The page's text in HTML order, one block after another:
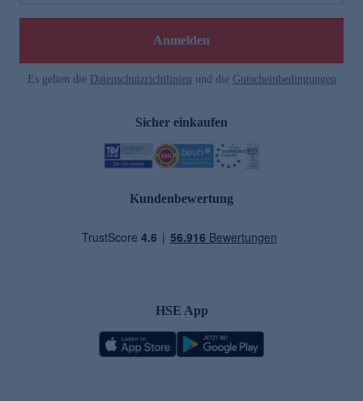
Anmelden
Es gelten die Datenschutzrichtlinien und die Gutscheinbedingungen
Sicher einkaufen
Kundenbewertung
HSE App